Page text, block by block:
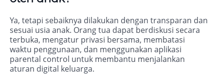
Ya, tetapi sebaiknya dilakukan dengan transparan dan
sesuai usia anak. Orang tua dapat berdiskusi secara
terbuka, mengatur privasi bersama, membatasi
waktu penggunaan, dan menggunakan aplikasi
parental control untuk membantu menjalankan
aturan digital keluarga.